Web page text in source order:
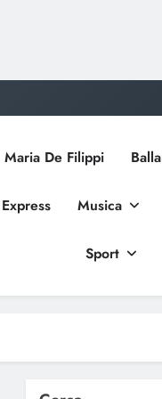
De Filippi
Musica
Sport